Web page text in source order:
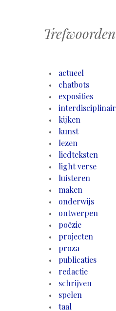
Trefwoorden
actueel
chatbots
exposities
interdisciplinair
kijken
kunst
lezen
liedteksten
light verse
luisteren
maken
onderwijs
ontwerpen
poëzie
projecten
proza
publicaties
redactie
schrijven
spelen
taal